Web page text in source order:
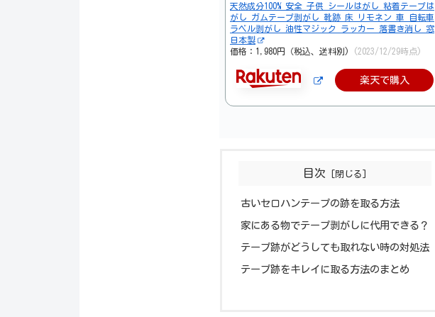
天然成分100% 安全 子供 シールはがし 粘着テープは
がし ガムテープ剥がし 靴跡 床 リモネン 車 自転車
ラベル剥がし 油性マジック ラッカー 落書き消し 窓
日本製
価格：1,980円（税込、送料別)
(2023/12/29時点)
楽天で購入
目次
古いセロハンテープの跡を取る方法
家にある物でテープ剥がしに代用できる？
テープ跡がどうしても取れない時の対処法
テープ跡をキレイに取る方法のまとめ